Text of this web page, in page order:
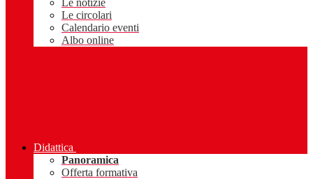
Le notizie
Le circolari
Calendario eventi
Albo online
Didattica
Panoramica
Offerta formativa